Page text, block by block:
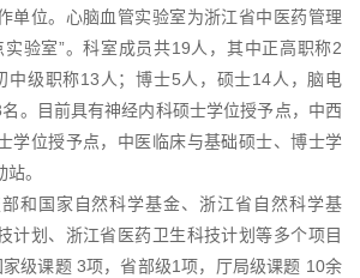
单位。心脑血管实验室为浙江省中医药管理
实验室”。科室成员共19人，其中正高职称2
中级职称13人；博士5人，硕士14人，脑电
。目前具有神经内科硕士学位授予点，中西
学位授予点，中医临床与基础硕士、博士学
。
和国家自然科学基金、浙江省自然科学基
计划、浙江省医药卫生科技计划等多个项目
级课题 3项，省部级1项，厅局级课题 10余